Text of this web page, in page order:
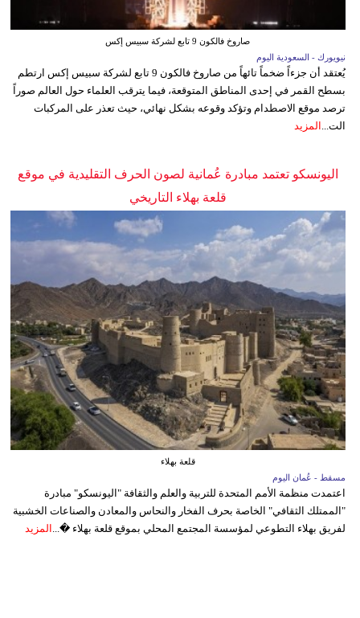
صاروخ فالكون 9 تابع لشركة سبيس إكس
نيويورك - السعودية اليوم
يُعتقد أن جزءاً ضخماً تائهاً من صاروخ فالكون 9 تابع لشركة سبيس إكس ارتطم
بسطح القمر في إحدى المناطق المتوقعة، فيما يترقب العلماء حول العالم صوراً
ترصد موقع الاصطدام وتؤكد وقوعه بشكل نهائي، حيث تعذر على المركبات
الت... المزيد
اليونسكو تعتمد مبادرة عُمانية لصون الحرف التقليدية في موقع
قلعة بهلاء التاريخي
قلعة بهلاء
مسقط - عُمان اليوم
اعتمدت منظمة الأمم المتحدة للتربية والعلم والثقافة "اليونسكو" مبادرة
"الممتلك الثقافي" الخاصة بحرف الفخار والنحاس والمعادن والصناعات الخشبية
لفريق بهلاء التطوعي لمؤسسة المجتمع المحلي بموقع قلعة بهلاء �... المزيد